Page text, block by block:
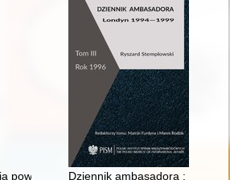
powstania wsi Chomiąża 1175-2025
Dziennik ambasadora :